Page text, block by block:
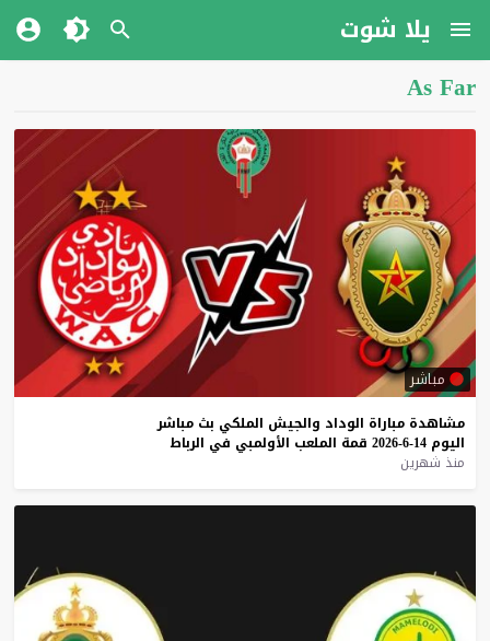
يلا شوت
As Far
مباشر
مشاهدة مباراة الوداد والجيش الملكي بث مباشر
اليوم 14-6-2026 قمة الملعب الأولمبي في الرباط
منذ شهرين